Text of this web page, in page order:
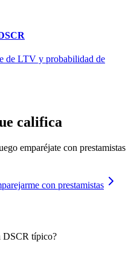
de LTV y probabilidad de
califica
emparéjate con prestamistas
con prestamistas
DSCR típico?